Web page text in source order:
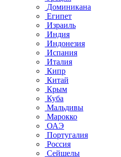
Доминикана
Египет
Израиль
Индия
Индонезия
Испания
Италия
Кипр
Китай
Крым
Куба
Мальдивы
Марокко
ОАЭ
Португалия
Россия
Сейшелы